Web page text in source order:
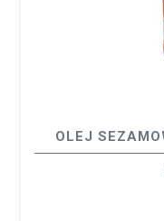
OLEJ